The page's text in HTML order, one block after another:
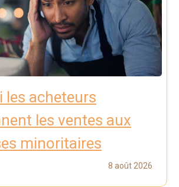
les acheteurs
les ventes aux
minoritaires
8 août 2026